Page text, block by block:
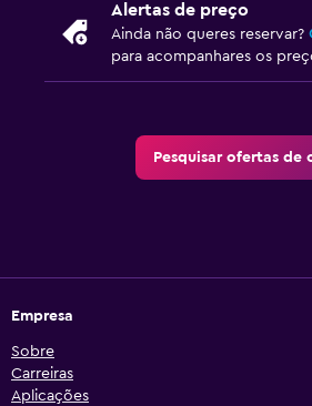
Alertas de preço
Ainda não queres reservar?
para acompanhares os
Pesquisar ofertas de
Empresa
Sobre
Carreiras
Aplicações